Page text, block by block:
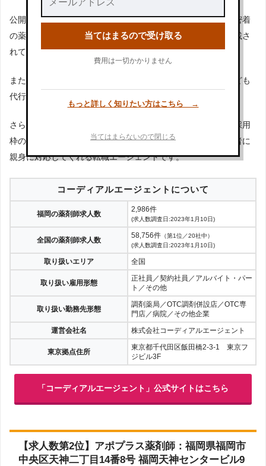
公開求人は、北海道から沖縄まで全国を網羅しており、地域密着
の薬局からチェーン展開の企業、病院まで、様々な情報が掲載さ
れています。
また、面接場所の調整や赴任費用の負担交渉、年収の交渉なども
代行してくれます。
さらに、気になっている企業・施設に対して、匿名で最新の採用
枠の確認を行ってくれるサービスもあり、一人ひとりの求職者に
親身に対応してくれる転職エージェントです。
コーディアルエージェントについて
福岡の薬剤師求人数
2,986件
(求人数調査日:2023年1月10日)
全国の薬剤師求人数
58,756件 （第1位／20社中）
(求人数調査日:2023年1月10日)
取り扱いエリア 全国
取り扱い雇用形態
正社員／契約社員／アルバイト・パー
ト／その他
取り扱い勤務先形態
調剤薬局／OTC調剤併設店／OTC専
門店／病院／その他企業
運営会社名
株式会社コーディアルエージェント
東京拠点住所
東京都千代田区飯田橋2-3-1 東京フ
ジビル3F
「コーディアルエージェント」公式サイトはこちら
【求人数第2位】アポプラス薬剤師：福岡県福岡市
中央区天神二丁目14番8号 福岡天神センタービル9
当てはまるので受け取る
費用は一切かかりません
もっと詳しく知りたい方はこちら →
当てはまらないので閉じる